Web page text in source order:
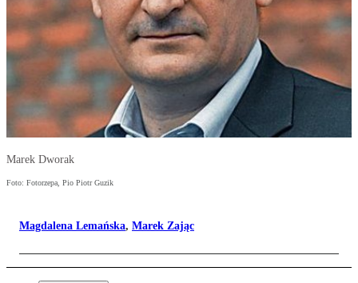
Marek Dworak
Foto: Fotorzepa, Pio Piotr Guzik
Magdalena Lemańska, Marek Zając